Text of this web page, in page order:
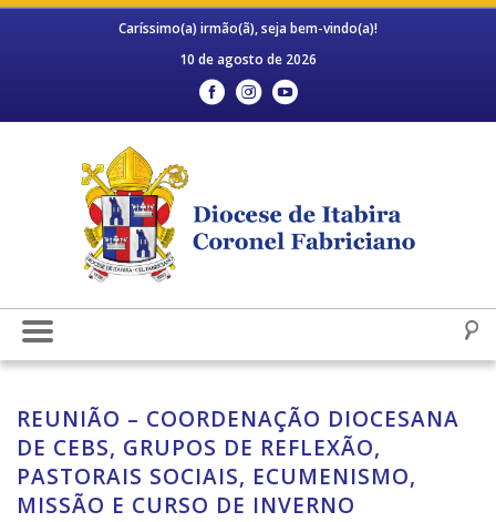
Caríssimo(a) irmão(ã), seja bem-vindo(a)!
10 de agosto de 2026
REUNIÃO – COORDENAÇÃO DIOCESANA
DE CEBS, GRUPOS DE REFLEXÃO,
PASTORAIS SOCIAIS, ECUMENISMO,
MISSÃO E CURSO DE INVERNO